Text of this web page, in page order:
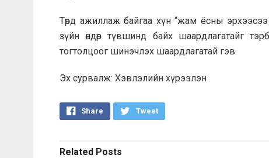
Төрд ажиллаж байгаа хүн “жам ёсны
зүйн өндөр түвшинд байх шаардлагатайг
тогтолцоог шинэчлэх шаардлагатай гэв.
Эх сурвалж: Хэвлэлийн хүрээлэн
Share Tweet
Related Posts